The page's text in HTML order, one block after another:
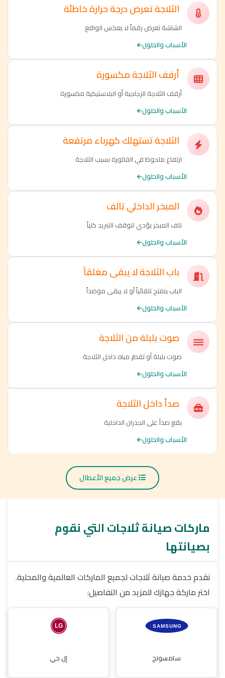
الثلاجة تعرض درجة حرارة خاطئة
الشاشة تعرض رقماً لا يعكس الواقع
الأسباب والحلول
أرفف الثلاجة مكسورة
أرفف الثلاجة الزجاجية أو البلاستيكية مكسورة
الأسباب والحلول
الثلاجة تستهلك كهرباء مرتفعة
ارتفاع ملحوظ في الفاتورة بسبب الثلاجة
الأسباب والحلول
المبخر الداخلي تالف
تلف المبخر يؤدي لتوقف التبريد كلياً
الأسباب والحلول
باب الثلاجة لا يبقى مغلقاً
الباب ينفتح تلقائياً أو لا يبقى موصداً
الأسباب والحلول
صوت بلبلة من الثلاجة
صوت بلبلة أو تقطر مياه داخل الثلاجة
الأسباب والحلول
صدأ داخل الثلاجة
بقع صدأ على الجدران الداخلية
الأسباب والحلول
عرض جميع الأعطال
ماركات صيانة ثلاجات التي نقوم
بصيانتها
نقدم خدمة صيانة ثلاجات لجميع الماركات العالمية والمحلية.
اختر ماركة جهازك للمزيد من التفاصيل:
سامسونج إل جي